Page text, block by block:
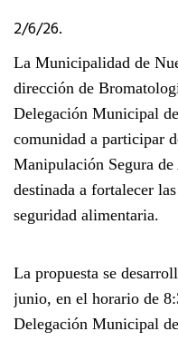
2/6/26.
La Municipalidad de
dirección de
Delegación Municipal
comunidad a participar
Manipulación Segura
destinada a fortalecer
seguridad alimentaria.
La propuesta se
junio, en el horario de
Delegación Municipal